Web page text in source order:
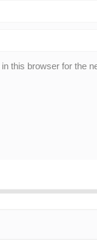
this browser for the